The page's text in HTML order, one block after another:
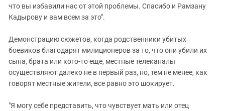
что вы избавили нас от этой проблемы. Спасибо и Рамзану
Кадырову и вам всем за это".
Демонстрацию сюжетов, когда родственники убитых
боевиков благодарят милиционеров за то, что они убили их
сына, брата или кого-то еще, местные телеканалы
осуществляют далеко не в первый раз, но, тем не менее, как
говорят местные жители, все равно это шокирует.
"Я могу себе представить, что чувствует мать или отец